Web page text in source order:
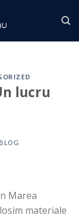
lucru
BLOG
Marea
materiale